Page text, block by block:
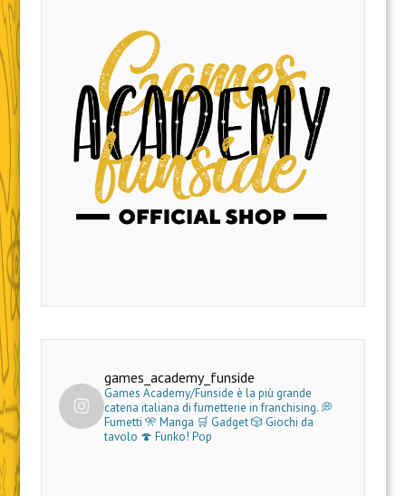
games_academy_funside
Games Academy/Funside è la più grande
catena italiana di fumetterie in franchising.💭
Fumetti 🎌 Manga 🛒 Gadget🎲 Giochi da
tavolo 🍄 Funko! Pop